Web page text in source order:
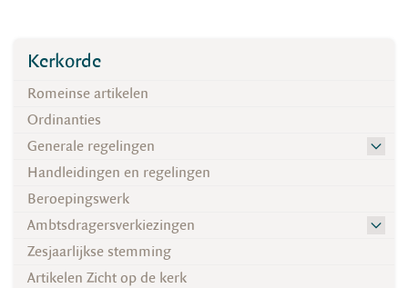
Kerkorde
Romeinse artikelen
Ordinanties
Generale regelingen
Handleidingen en regelingen
Beroepingswerk
Ambtsdragersverkiezingen
Zesjaarlijkse stemming
Artikelen Zicht op de kerk